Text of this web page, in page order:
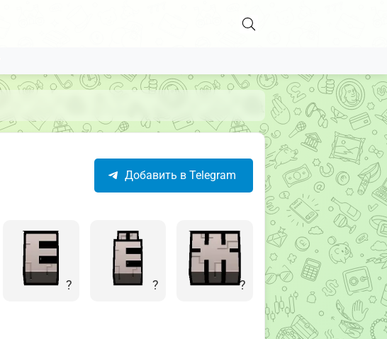
Добавить в Telegram
? ? ?